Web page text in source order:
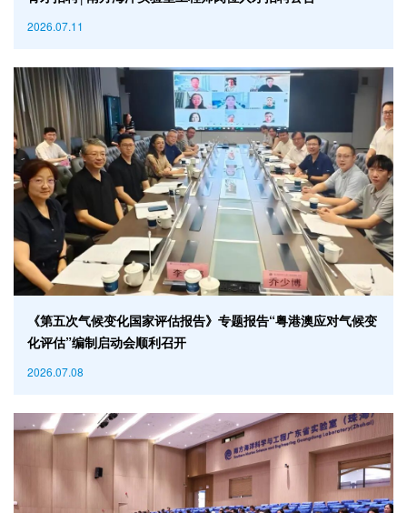
2026.07.11
《第五次气候变化国家评估报告》专题报告“粤港澳应对气候变
化评估”编制启动会顺利召开
2026.07.08